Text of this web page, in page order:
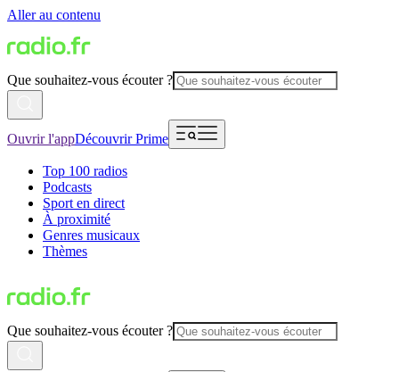
Aller au contenu
Que souhaitez-vous écouter ?
Ouvrir l'appDécouvrir Prime
Top 100 radios
Podcasts
Sport en direct
À proximité
Genres musicaux
Thèmes
Que souhaitez-vous écouter ?